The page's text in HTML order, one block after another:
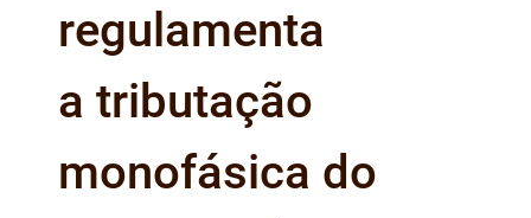
regulamenta
a tributação
monofásica do